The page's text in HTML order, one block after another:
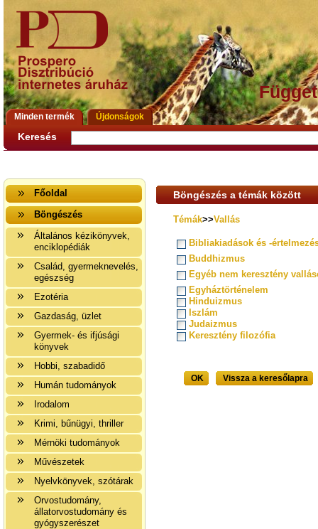
Minden termék Újdonságok
Keresés
Főoldal
Böngészés
Általános kézikönyvek,
enciklopédiák
Család, gyermeknevelés,
egészség
Ezotéria
Gazdaság, üzlet
Gyermek- és ifjúsági
könyvek
Hobbi, szabadidő
Humán tudományok
Irodalom
Krimi, bűnügyi, thriller
Mérnöki tudományok
Művészetek
Nyelvkönyvek, szótárak
Orvostudomány,
állatorvostudomány és
gyógyszerészet
Böngészés a témák között
Témák>>Vallás
Bibliakiadások és -
Buddhizmus
Egyéb nem keresztény
Egyháztörténelem
Hinduizmus
Iszlám
Judaizmus
Keresztény filozófia
OK Vissza a keresőlapra